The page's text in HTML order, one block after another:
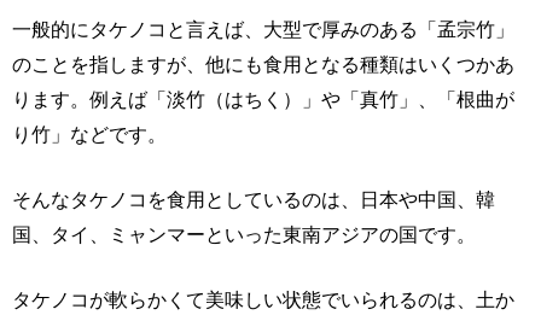
一般的にタケノコと言えば、大型で厚みのある「孟宗竹」
のことを指しますが、他にも食用となる種類はいくつかあ
ります。例えば「淡竹（はちく）」や「真竹」、「根曲が
り竹」などです。
そんなタケノコを食用としているのは、日本や中国、韓
国、タイ、ミャンマーといった東南アジアの国です。
タケノコが軟らかくて美味しい状態でいられるのは、土か